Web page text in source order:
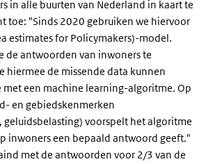
in alle buurten van Nederland in kaart te
toe: "Sinds 2020 gebruiken we hiervoor
estimates for Policymakers)-model.
de antwoorden van inwoners te
hiermee de missende data kunnen
met een machine learning-algoritme. Op
en gebiedskenmerken
geluidsbelasting) voorspelt het algoritme
inwoners een bepaald antwoord geeft."
met de antwoorden voor 2/3 van de